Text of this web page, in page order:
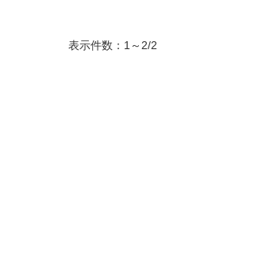
表示件数：1～2/2